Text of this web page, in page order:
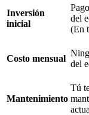
Inversión
inicial
del
(En
Costo mensual
del
Mantenimiento
Tú